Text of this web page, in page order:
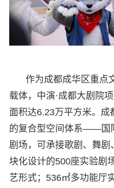
作为成都成华区重点
载体，中演·成都大剧院
面积达6.23万平方米。
的复合型空间体系——国
剧场，可承接歌剧、舞
块化设计的500座实验剧
艺形式；536㎡多功能厅